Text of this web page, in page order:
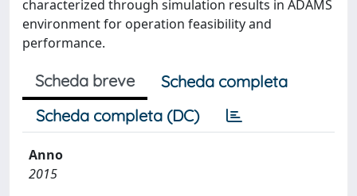
characterized through simulation results in ADAMS
environment for operation feasibility and
performance.
Scheda breve
Scheda completa
Scheda completa (DC)
Anno
2015